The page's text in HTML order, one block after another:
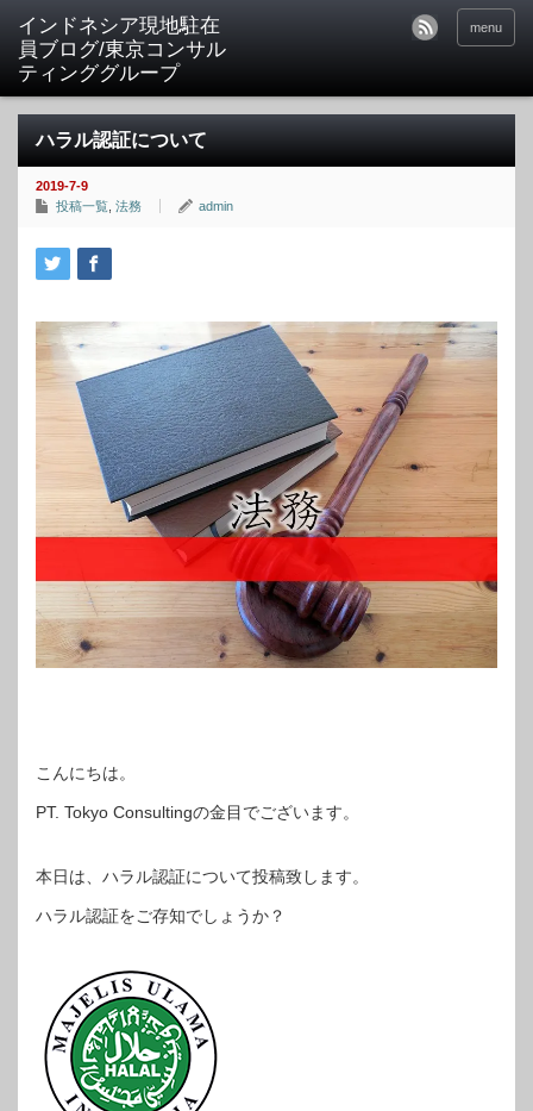
menu
ハラル認証について
2019-7-9
投稿一覧 法務 admin
こんにちは。
PT. Tokyo Consultingの金目でございます。
本日は、ハラル認証について投稿致します。
ハラル認証をご存知でしょうか？